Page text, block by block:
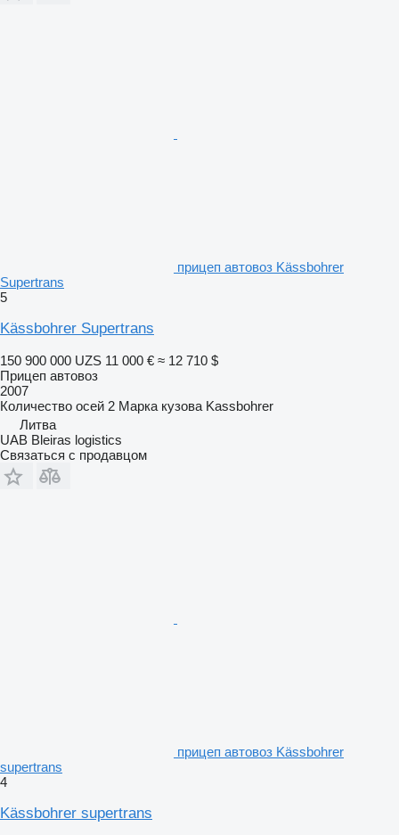
прицеп автовоз Kässbohrer
Supertrans
5
Kässbohrer Supertrans
150 900 000 UZS 11 000 € ≈ 12 710 $
Прицеп автовоз
2007
Количество осей 2 Марка кузова Kassbohrer
Литва
UAB Bleiras logistics
Связаться с продавцом
прицеп автовоз Kässbohrer
supertrans
4
Kässbohrer supertrans